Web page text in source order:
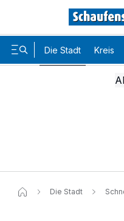
Die Stadt Kreis
Die Stadt